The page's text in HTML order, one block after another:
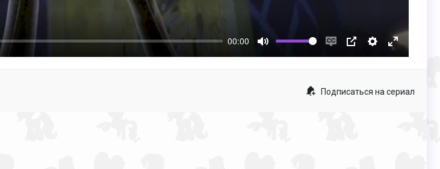
00:00
Настройки
Enter
Подписаться на сериал